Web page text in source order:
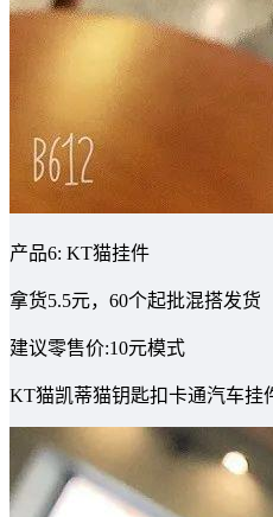
产品6: KT猫挂件
拿货5.5元，60个起批混搭发货
建议零售价:10元模式
KT猫凯蒂猫钥匙扣卡通汽车挂